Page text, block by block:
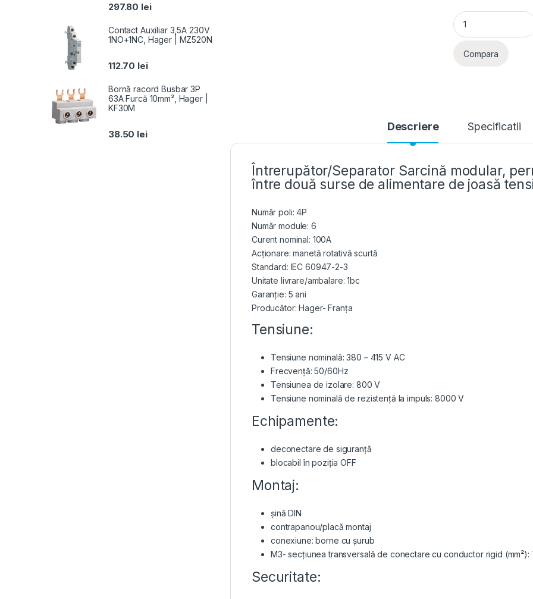
Hager M3-
Compara
Descriere Specificatii
Întrerupător/Separator Sarcină modular,
între două surse de alimentare de joasă
Număr poli: 4P
Număr module: 6
Curent nominal: 100A
Acționare: manetă rotativă scurtă
Standard: IEC 60947-2-3
Unitate livrare/ambalare: 1bc
Garanție: 5 ani
Producător: Hager- Franța
Tensiune:
Tensiune nominală: 380 – 415 V AC
Frecvență: 50/60Hz
Tensiunea de izolare: 800 V
Tensiune nominală de rezistență la impuls: 8000 V
Echipamente:
deconectare de siguranță
blocabil în poziția OFF
Montaj:
șină DIN
contrapanou/placă montaj
conexiune: borne cu șurub
M3- secțiunea transversală de conectare cu conductor rigid (mm²):
Securitate:
297.80 lei
Contact Auxiliar 3,5A 230V
1NO+1NC, Hager | MZ520N
112.70 lei
Bornă racord Busbar 3P
63A Furcă 10mm², Hager |
KF30M
38.50 lei